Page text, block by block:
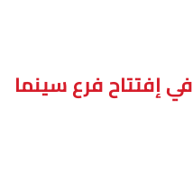
نجاح كبير لفيلم 7 Dogs في إفتتاح فرع سينما